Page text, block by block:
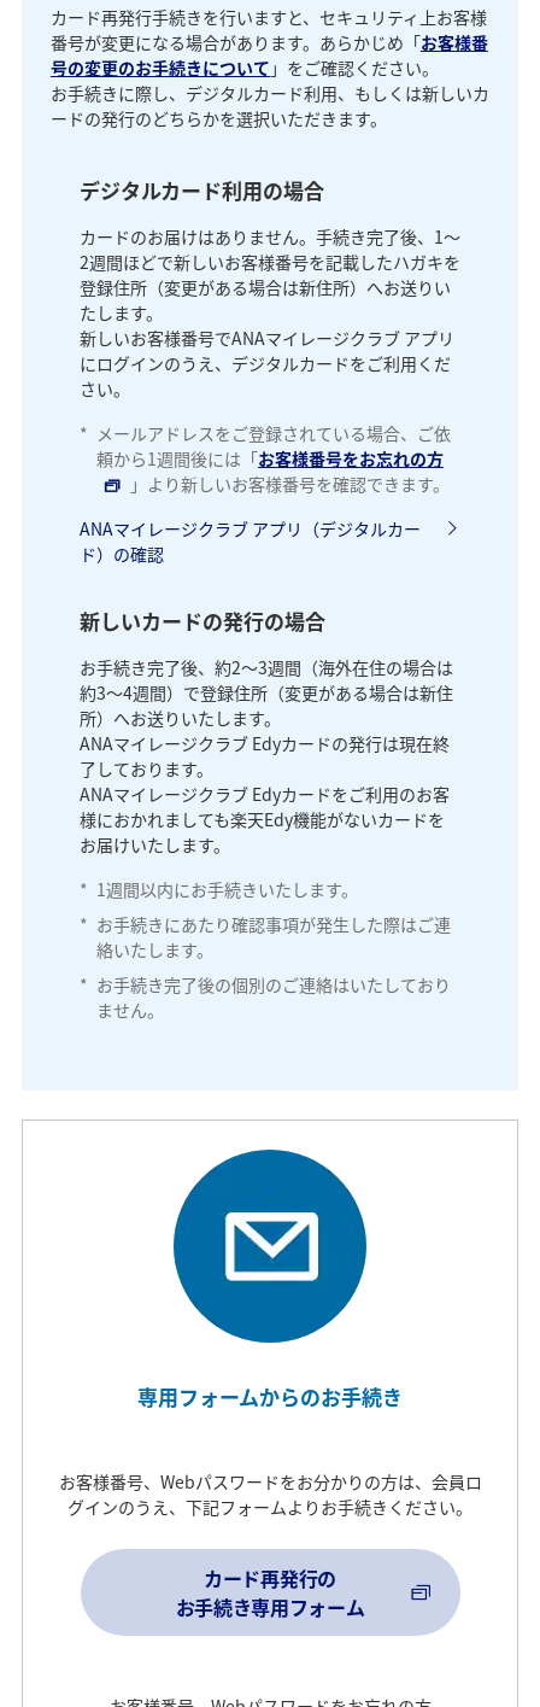
カード再発行手続きを行いますと、セキュリティ上お客様
番号が変更になる場合があります。あらかじめ「お客様番
号の変更のお手続きについて 」をご確認ください。
お手続きに際し、デジタルカード利用、もしくは新しいカ
ードの発行のどちらかを選択いただきます。
デジタルカード利用の場合
カードのお届けはありません。手続き完了後、1～
2週間ほどで新しいお客様番号を記載したハガキを
登録住所（変更がある場合は新住所）へお送りい
たします。
新しいお客様番号でANAマイレージクラブ アプリ
にログインのうえ、デジタルカードをご利用くだ
さい。
* メールアドレスをご登録されている場合、ご依
頼から1週間後には「お客様番号をお忘れの方
」より新しいお客様番号を確認できます。
ANAマイレージクラブ アプリ（デジタルカー
ド）の確認
新しいカードの発行の場合
お手続き完了後、約2～3週間（海外在住の場合は
約3～4週間）で登録住所（変更がある場合は新住
所）へお送りいたします。
ANAマイレージクラブ Edyカードの発行は現在終
了しております。
ANAマイレージクラブ Edyカードをご利用のお客
様におかれましても楽天Edy機能がないカードを
お届けいたします。
* 1週間以内にお手続きいたします。
* お手続きにあたり確認事項が発生した際はご連
絡いたします。
* お手続き完了後の個別のご連絡はいたしており
ません。
専用フォームからのお手続き
お客様番号、Webパスワードをお分かりの方は、会員ロ
グインのうえ、下記フォームよりお手続きください。
カード再発行の
お手続き専用フォーム